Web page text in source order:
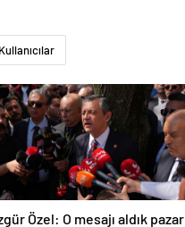
Kullanıcılar
Özel: O mesajı aldık pazar